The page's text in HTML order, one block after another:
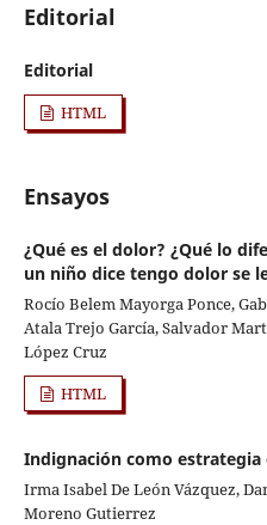
Editorial
Editorial
HTML
Ensayos
¿Qué es el dolor? ¿Qué lo
un niño dice tengo dolor se
Rocío Belem Mayorga Ponce,
Atala Trejo García, Salvador
López Cruz
HTML
Indignación como estrategia
Irma Isabel De León Vázquez,
Moreno Gutierrez